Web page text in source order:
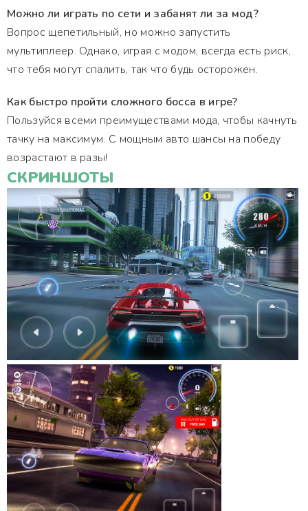
Можно ли играть по сети и забанят ли за мод?
Вопрос щепетильный, но можно запустить
мультиплеер. Однако, играя с модом, всегда есть риск,
что тебя могут спалить, так что будь осторожен.
Как быстро пройти сложного босса в игре?
Пользуйся всеми преимуществами мода, чтобы качнуть
тачку на максимум. С мощным авто шансы на победу
возрастают в разы!
СКРИНШОТЫ